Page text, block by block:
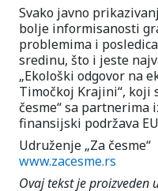
Svako javno
bolje informisanosti
problemima i
sredinu, što i jeste
„Ekološki odgovor na
Timočkoj Krajini“, koji
česme“ sa partnerima
finansijski podržava
Udruženje „Za česme“
www.zacesme.rs
Ovaj tekst je proizveden